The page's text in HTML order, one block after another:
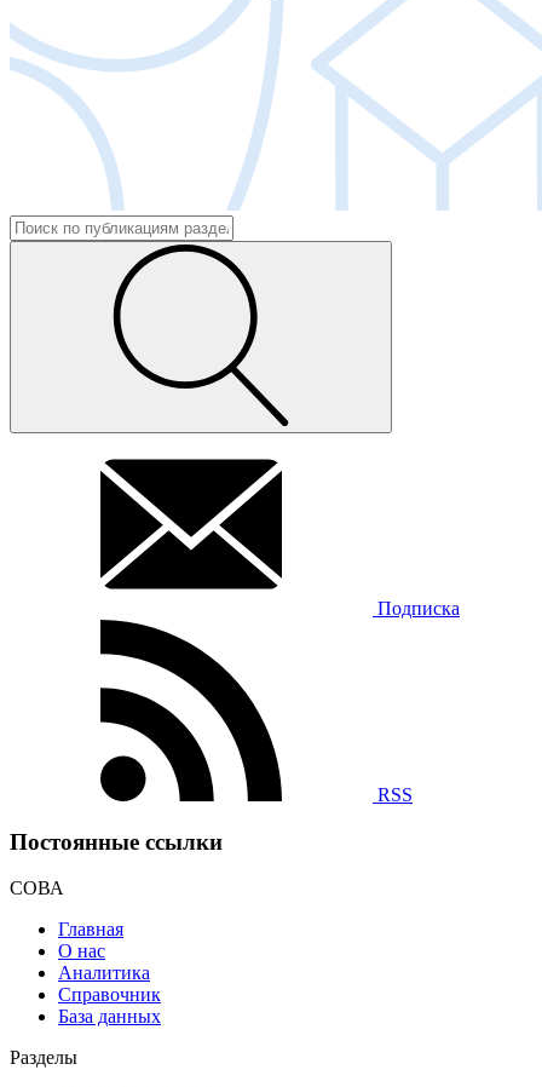
Подписка
RSS
Постоянные ссылки
СОВА
Главная
О нас
Аналитика
Справочник
База данных
Разделы